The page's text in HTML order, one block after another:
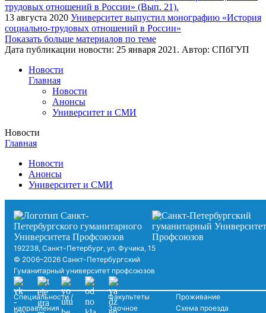
13 августа 2020 Университет выпустил монографию «История
социально-трудовых отношений в России»
Показать больше материалов по теме
Дата публикации новости: 25 января 2021 . Автор: СПбГУП
Новости
Главная
Новости
Анонсы
Университет и СМИ
Новости
Главная
Новости
Анонсы
Университет и СМИ
192238, Санкт-Петербург, ул. Фучика, 15
© 2006–2026 Санкт-Петербургский
Гуманитарный университет профсоюзов
Специальности /
направления
Факультеты
Заочное
Проживание
Схема проезда